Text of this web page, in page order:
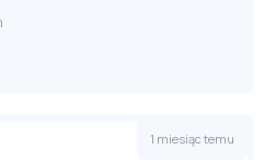
1 miesiąc temu